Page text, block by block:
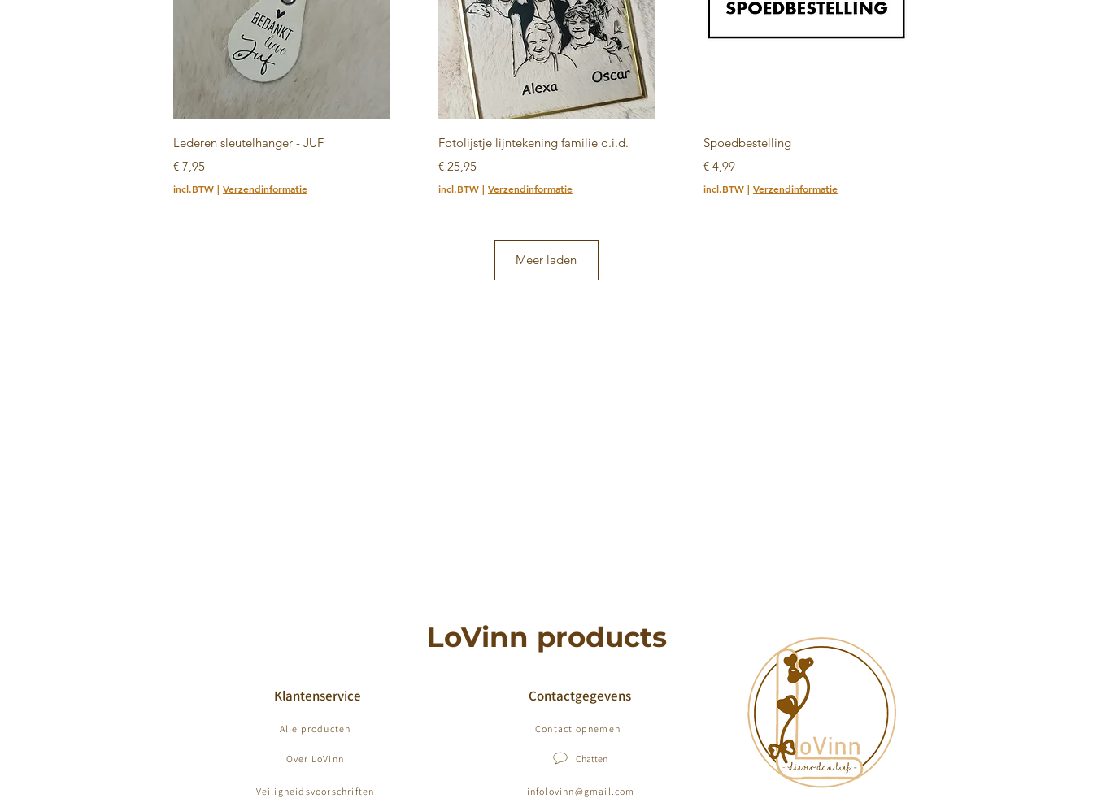
Snel overzicht
Lederen sleutelhanger - JUF
Prijs
€ 7,95
incl.BTW | Verzendinformatie
Snel overzicht
Fotolijstje lijntekening familie o.i.d.
Prijs
€ 25,95
incl.BTW | Verzendinformatie
Snel overzicht
Spoedbestelling
Prijs
€ 4,99
incl.BTW | Verzendinformatie
Meer laden
LoVinn products
Klantenservice Contactgegevens
Alle producten Contact opnemen
Over LoVinn Chatten
Veiligheidsvoorschriften infolovinn@gmail.com